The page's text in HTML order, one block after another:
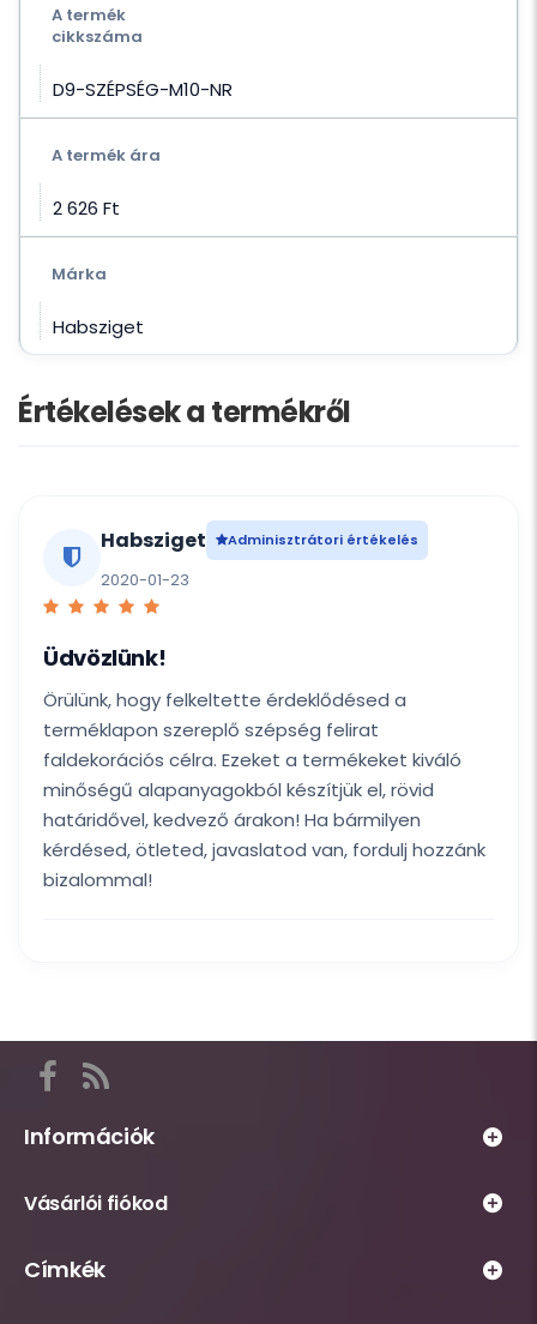
A termék
cikkszáma
D9-SZÉPSÉG-M10-NR
A termék ára
2 626 Ft‎
Márka
Habsziget
Értékelések a termékről
Habsziget Adminisztrátori értékelés
2020-01-23
Üdvözlünk!
Örülünk, hogy felkeltette érdeklődésed a
terméklapon szereplő szépség felirat
faldekorációs célra. Ezeket a termékeket kiváló
minőségű alapanyagokból készítjük el, rövid
határidővel, kedvező árakon! Ha bármilyen
kérdésed, ötleted, javaslatod van, fordulj hozzánk
bizalommal!
találod
Habsziget
csatornáit,
Facebook
Információk
működésével
információs
Vásárlói fiókod
fiókhoz
Címkék